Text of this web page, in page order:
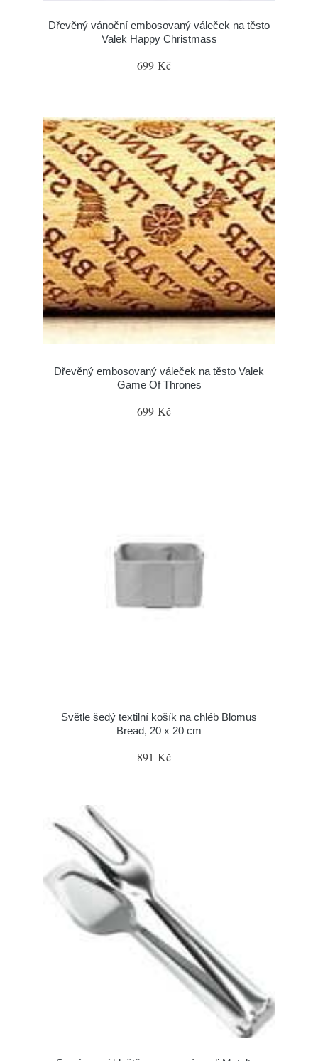
Dřevěný vánoční embosovaný váleček na těsto
Valek Happy Christmass
699 Kč
Dřevěný embosovaný váleček na těsto Valek
Game Of Thrones
699 Kč
Světle šedý textilní košík na chléb Blomus
Bread, 20 x 20 cm
891 Kč